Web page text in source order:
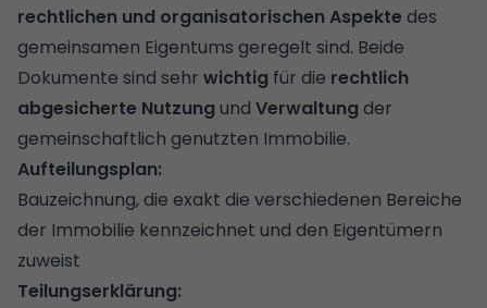
rechtlichen und organisatorischen Aspekte des
gemeinsamen Eigentums geregelt sind. Beide
Dokumente sind sehr wichtig für die rechtlich
abgesicherte Nutzung und Verwaltung der
gemeinschaftlich genutzten Immobilie.
Aufteilungsplan:
Bauzeichnung, die exakt die verschiedenen Bereiche
der Immobilie kennzeichnet und den Eigentümern
zuweist
Teilungserklärung: